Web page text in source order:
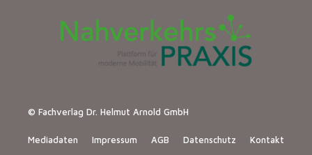
© Fachverlag Dr. Helmut Arnold GmbH
Mediadaten Impressum AGB Datenschutz Kontakt